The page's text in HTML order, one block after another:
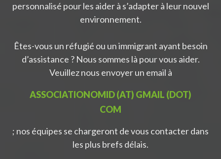
personnalisé pour les aider à s’adapter à leur nouvel
environnement.
Êtes-vous un réfugié ou un immigrant ayant besoin
d’assistance ? Nous sommes là pour vous aider.
Veuillez nous envoyer un email à
ASSOCIATIONOMID (AT) GMAIL (DOT)
COM
; nos équipes se chargeront de vous contacter dans
les plus brefs délais.